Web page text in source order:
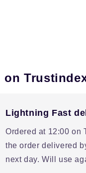
on
Lightning Fast
Ordered at 12:00 on
the order delivered
next day. Will use